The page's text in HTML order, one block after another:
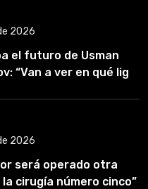
2026
el futuro de Usman
“Van a ver en qué liga
2026
será operado otra
la cirugía número cinco”